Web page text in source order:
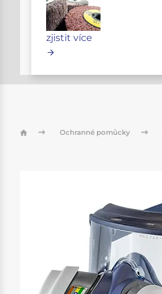
zjistit více
Ochranné pomůcky